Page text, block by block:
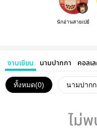
นักอ่านสายเปย์
งานเขียน นามปากกา คอลเ
ทั้งหมด(0) นามปาก
ไม่พ